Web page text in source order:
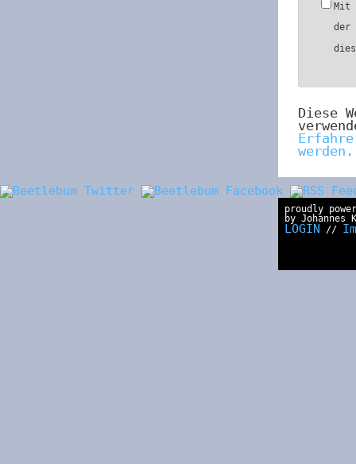
Mit
der
Diese
werden.
proudly
by Johannes
LOGIN //